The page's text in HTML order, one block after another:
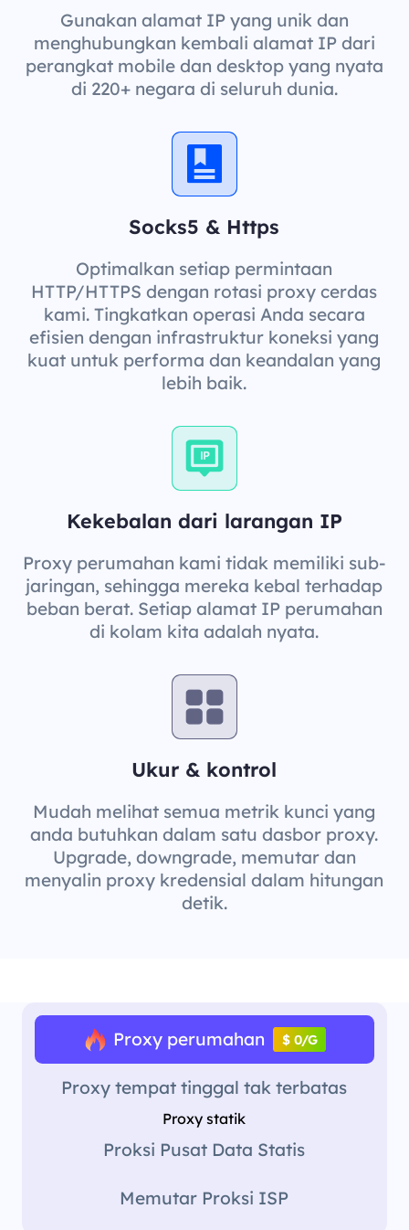
Gunakan alamat IP yang unik dan
menghubungkan kembali alamat IP dari
perangkat mobile dan desktop yang nyata
di 220+ negara di seluruh dunia.
Socks5 & Https
Optimalkan setiap permintaan
HTTP/HTTPS dengan rotasi proxy cerdas
kami. Tingkatkan operasi Anda secara
efisien dengan infrastruktur koneksi yang
kuat untuk performa dan keandalan yang
lebih baik.
Kekebalan dari larangan IP
Proxy perumahan kami tidak memiliki sub-
jaringan, sehingga mereka kebal terhadap
beban berat. Setiap alamat IP perumahan
di kolam kita adalah nyata.
Ukur & kontrol
Mudah melihat semua metrik kunci yang
anda butuhkan dalam satu dasbor proxy.
Upgrade, downgrade, memutar dan
menyalin proxy kredensial dalam hitungan
detik.
Proxy perumahan $ 0/G
Proxy tempat tinggal tak terbatas
Proxy statik
Proksi Pusat Data Statis
Memutar Proksi ISP